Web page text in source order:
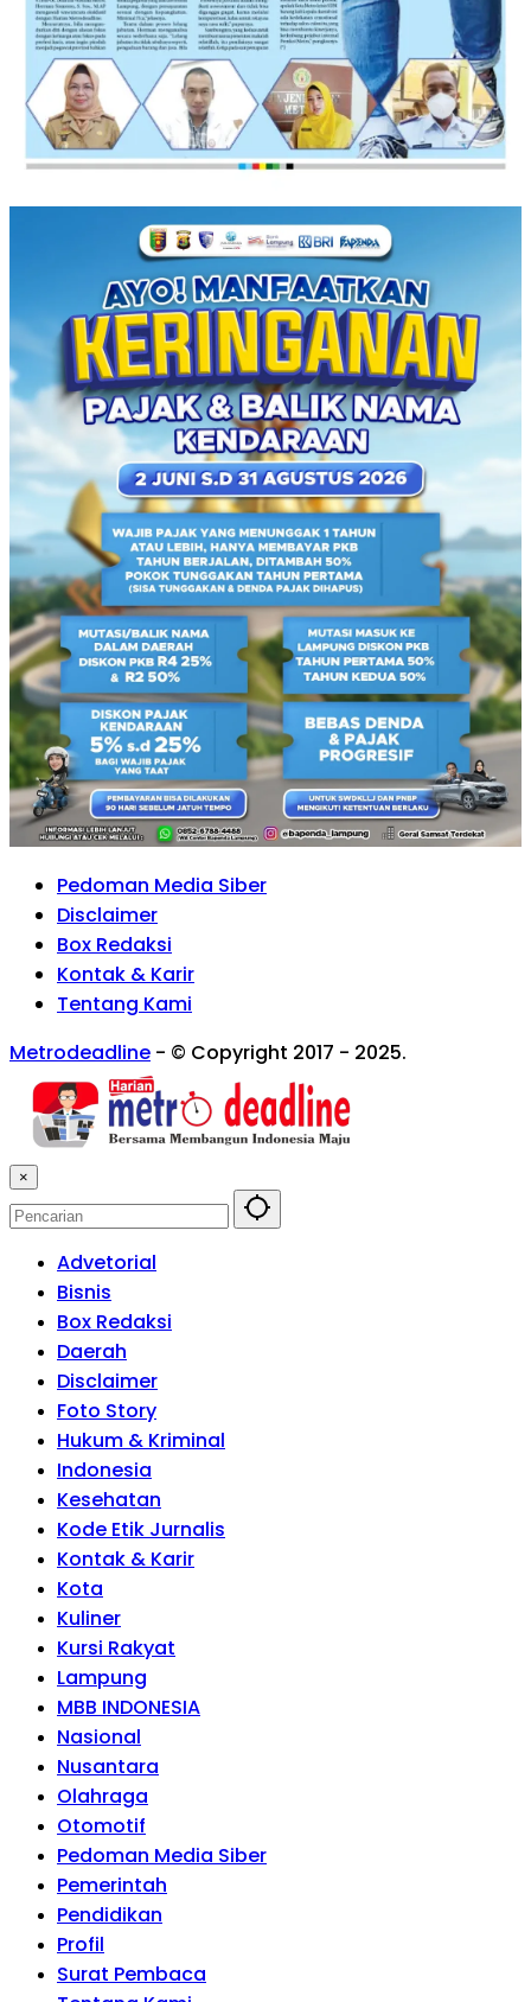
Pedoman Media Siber
Disclaimer
Box Redaksi
Kontak & Karir
Tentang Kami
Metrodeadline - © Copyright 2017 - 2025.
×
Advetorial
Bisnis
Box Redaksi
Daerah
Disclaimer
Foto Story
Hukum & Kriminal
Indonesia
Kesehatan
Kode Etik Jurnalis
Kontak & Karir
Kota
Kuliner
Kursi Rakyat
Lampung
MBB INDONESIA
Nasional
Nusantara
Olahraga
Otomotif
Pedoman Media Siber
Pemerintah
Pendidikan
Profil
Surat Pembaca